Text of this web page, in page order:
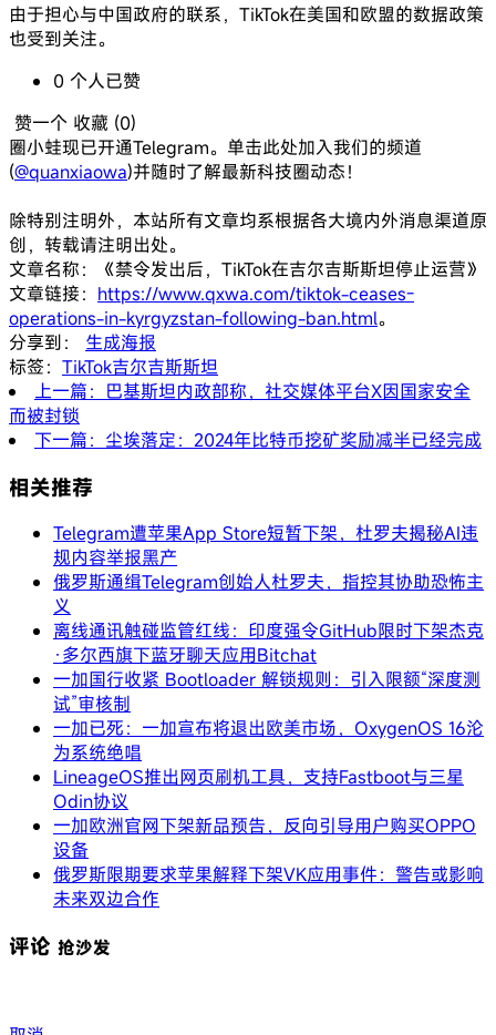
由于担心与中国政府的联系，TikTok在美国和欧盟的数据政策
也受到关注。
0 个人已赞
赞一个 收藏 (0)
圈小蛙现已开通Telegram。单击此处加入我们的频道
(@quanxiaowa)并随时了解最新科技圈动态！
除特别注明外，本站所有文章均系根据各大境内外消息渠道原
创，转载请注明出处。
文章名称：《禁令发出后，TikTok在吉尔吉斯斯坦停止运营》
文章链接： https://www.qxwa.com/tiktok-ceases-
operations-in-kyrgyzstan-following-ban.html。
分享到：
生成海报
标签： TikTok吉尔吉斯斯坦
上一篇：巴基斯坦内政部称，社交媒体平台X因国家安全
而被封锁
下一篇：尘埃落定：2024年比特币挖矿奖励减半已经完成
相关推荐
Telegram遭苹果App Store短暂下架，杜罗夫揭秘AI违
规内容举报黑产
俄罗斯通缉Telegram创始人杜罗夫，指控其协助恐怖主
义
离线通讯触碰监管红线：印度强令GitHub限时下架杰克
·多尔西旗下蓝牙聊天应用Bitchat
一加国行收紧 Bootloader 解锁规则：引入限额“深度测
试”审核制
一加已死：一加宣布将退出欧美市场，OxygenOS 16沦
为系统绝唱
LineageOS推出网页刷机工具，支持Fastboot与三星
Odin协议
一加欧洲官网下架新品预告，反向引导用户购买OPPO
设备
俄罗斯限期要求苹果解释下架VK应用事件：警告或影响
未来双边合作
评论 抢沙发